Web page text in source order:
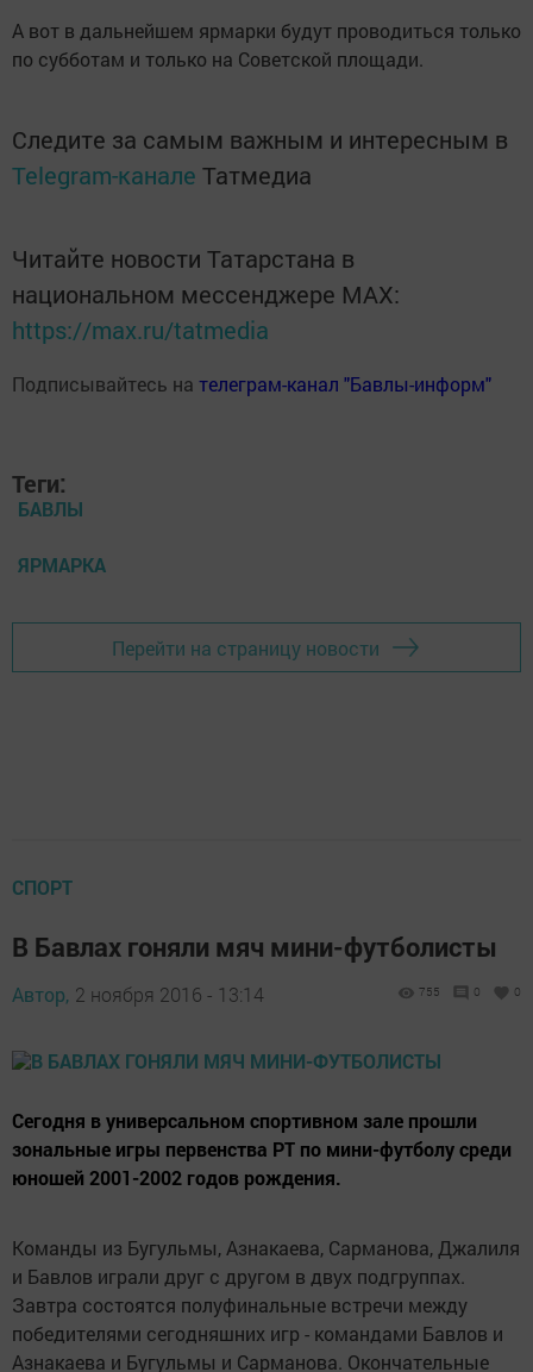
А вот в дальнейшем ярмарки будут проводиться только
по субботам и только на Советской площади.
Следите за самым важным и интересным в
Telegram-канале Татмедиа
Читайте новости Татарстана в
национальном мессенджере MАХ:
https://max.ru/tatmedia
Подписывайтесь на телеграм-канал "Бавлы-информ"
Теги:
БАВЛЫ
ЯРМАРКА
Перейти на страницу новости
СПОРТ
В Бавлах гоняли мяч мини-футболисты
Автор, 2 ноября 2016 - 13:14 755 0 0
Сегодня в универсальном спортивном зале прошли
зональные игры первенства РТ по мини-футболу среди
юношей 2001-2002 годов рождения.
Команды из Бугульмы, Азнакаева, Сарманова, Джалиля
и Бавлов играли друг с другом в двух подгруппах.
Завтра состоятся полуфинальные встречи между
победителями сегодняшних игр - командами Бавлов и
Азнакаева и Бугульмы и Сарманова. Окончательные